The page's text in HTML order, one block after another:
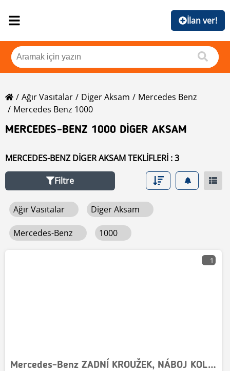
İlan ver!
Ağır Vasıtalar Diger Aksam
Mercedes Benz
Mercedes Benz 1000
MERCEDES-BENZ 1000 DIGER AKSAM
MERCEDES-BENZ DIGER AKSAM TEKLIFLERI : 3
Filtre
Ağır Vasıtalar Diger Aksam
Mercedes-Benz 1000
1
Mercedes-Benz ZADNÍ KROUŽEK, NÁBOJ KOLA FE04454, 81357100045, 81